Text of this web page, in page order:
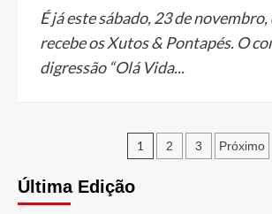
É já este sábado, 23 de
recebe os Xutos & Pontapés. O
digressão “Olá Vida...
Paginação
dos
1 2 3 Próximo
Última Edição